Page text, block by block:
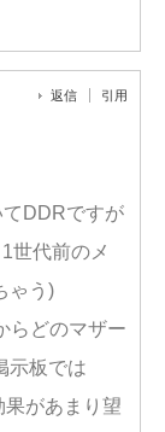
返信 引用
DDRですが
世代前のメ
ゃう)
らどのマザー
示板では
があまり望